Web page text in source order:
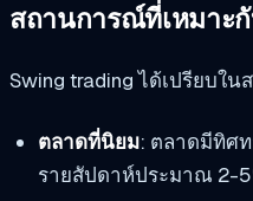
สถานการณ์ที่เหมาะ
Swing trading ได้เปรียบใน
ตลาดที่นิยม: ตลาดมีทิศท
รายสัปดาห์ประมาณ 2-